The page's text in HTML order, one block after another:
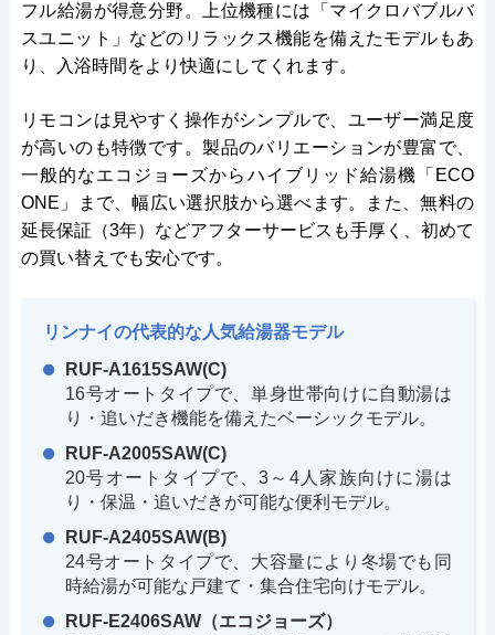
フル給湯が得意分野。上位機種には「マイクロバブルバ
スユニット」などのリラックス機能を備えたモデルもあ
り、入浴時間をより快適にしてくれます。
リモコンは見やすく操作がシンプルで、ユーザー満足度
が高いのも特徴です。製品のバリエーションが豊富で、
一般的なエコジョーズからハイブリッド給湯機「ECO
ONE」まで、幅広い選択肢から選べます。また、無料の
延長保証（3年）などアフターサービスも手厚く、初めて
の買い替えでも安心です。
リンナイの代表的な人気給湯器モデル
RUF-A1615SAW(C)
16号オートタイプで、単身世帯向けに自動湯は
り・追いだき機能を備えたベーシックモデル。
RUF-A2005SAW(C)
20号オートタイプで、3～4人家族向けに湯は
り・保温・追いだきが可能な便利モデル。
RUF-A2405SAW(B)
24号オートタイプで、大容量により冬場でも同
時給湯が可能な戸建て・集合住宅向けモデル。
RUF-E2406SAW（エコジョーズ）